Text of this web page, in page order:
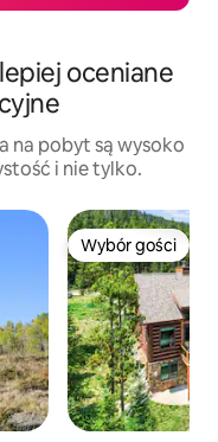
oceniane
na pobyt są wysoko
i nie tylko.
Wybór gości
Wybór gości